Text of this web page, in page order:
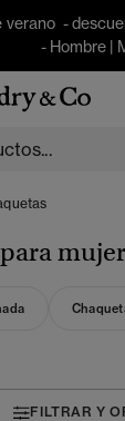
verano -
- Hombre|
mujer
FILTRAR Y